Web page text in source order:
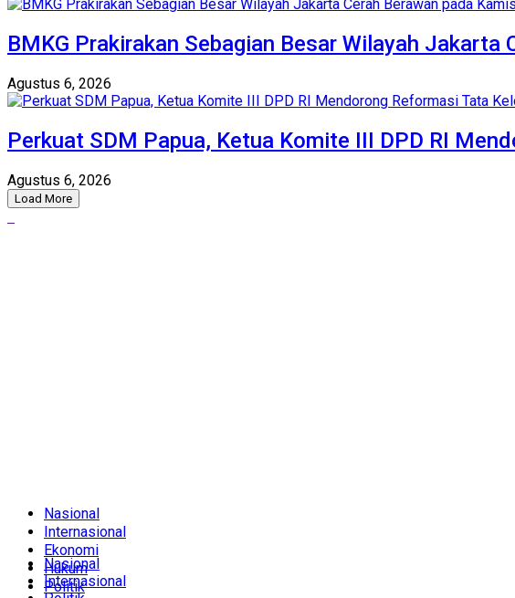
BMKG Prakirakan Sebagian Besar Wilayah Jakarta
Agustus 6, 2026
Perkuat SDM Papua, Ketua Komite III DPD RI
Agustus 6, 2026
Load More
Nasional
Internasional
Ekonomi
Hukum
Politik
Nasional
Internasional